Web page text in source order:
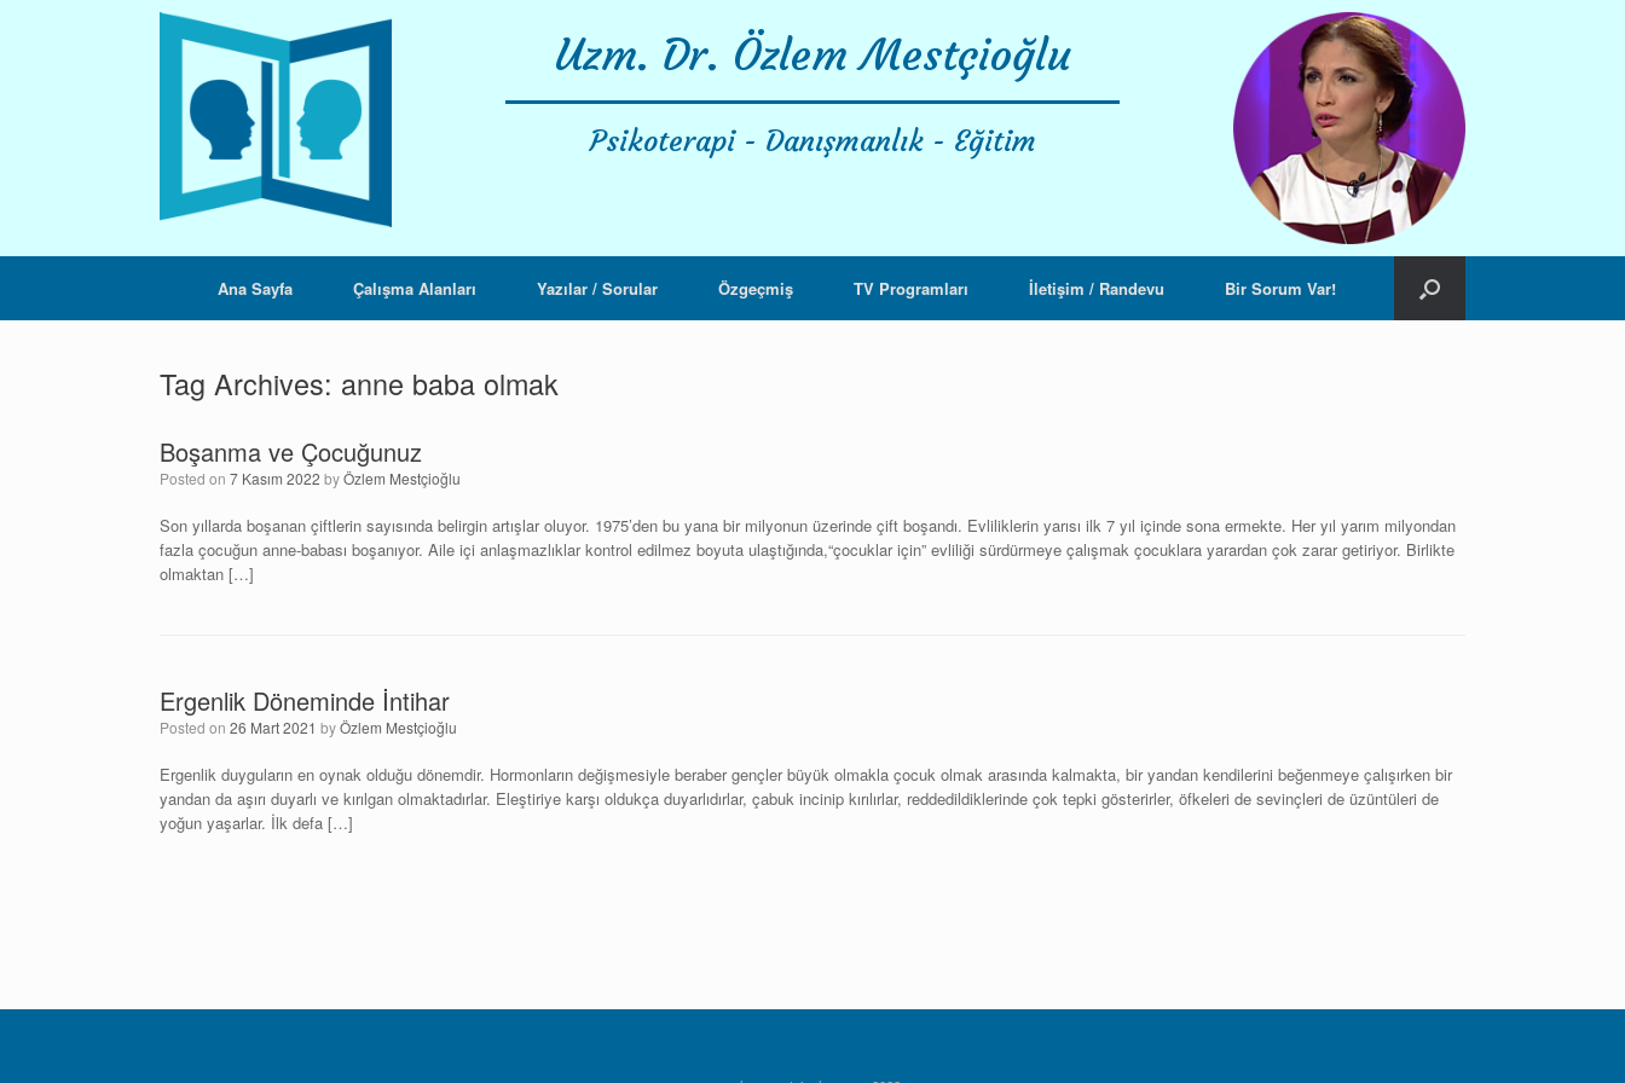
Uzm. Dr. Özlem Mestçioğlu
Psikoterapi - Danışmanlık - Eğitim
Ana Sayfa Çalışma Alanları Yazılar / Sorular Özgeçmiş TV Programları İletişim / Randevu Bir Sorum Var!
Tag Archives: anne baba olmak
Boşanma ve Çocuğunuz
Posted on 7 Kasım 2022 byÖzlem Mestçioğlu
Son yıllarda boşanan çiftlerin sayısında belirgin artışlar oluyor. 1975’den bu yana bir milyonun üzerinde çift boşandı. Evliliklerin yarısı ilk 7 yıl içinde sona ermekte. Her yıl yarım milyondan
fazla çocuğun anne-babası boşanıyor. Aile içi anlaşmazlıklar kontrol edilmez boyuta ulaştığında,“çocuklar için” evliliği sürdürmeye çalışmak çocuklara yarardan çok zarar getiriyor. Birlikte
olmaktan […]
Ergenlik Döneminde İntihar
Posted on 26 Mart 2021 byÖzlem Mestçioğlu
Ergenlik duyguların en oynak olduğu dönemdir. Hormonların değişmesiyle beraber gençler büyük olmakla çocuk olmak arasında kalmakta, bir yandan kendilerini beğenmeye çalışırken bir
yandan da aşırı duyarlı ve kırılgan olmaktadırlar. Eleştiriye karşı oldukça duyarlıdırlar, çabuk incinip kırılırlar, reddedildiklerinde çok tepki gösterirler, öfkeleri de sevinçleri de üzüntüleri de
yoğun yaşarlar. İlk defa […]